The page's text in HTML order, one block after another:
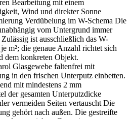
Bearbeitung mit einem
Wind und direkter Sonne
Verdübelung im W-Schema Die
vom Untergrund immer
ist ausschließlich das W-
m²; die genaue Anzahl richtet sich
dem konkreten Objekt.
Glasgewebe faltenfrei mit
in den frischen Unterputz einbetten.
mit mindestens 2 mm
der gesamten Unterputzdicke
vermeiden Seiten vertauscht Die
gehört nach außen. Die gestreifte